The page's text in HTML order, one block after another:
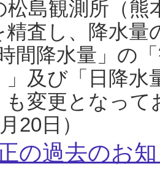
松島観測所（熊
査し、降水
間降水量」の
」及び「日降
も変更となっ
20日）
の過去のお